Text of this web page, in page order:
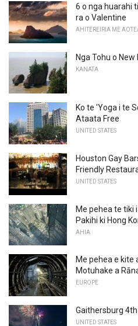
6 o nga huarahi
ra o Valentine
AHITEREIRIA ME
Nga Tohu o
KANATA
Ko te 'Yoga i te
Ataata Free
UNITED STATES
Houston Gay
Friendly
UNITED STATES
Me pehea te tiki
Pakihi ki Hong
AHIA
Me pehea e kite
Motuhake a
EUROPE
Gaithersburg
UNITED STATES